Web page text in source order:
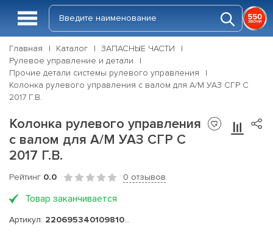
Главная Каталог
ЗАПАСНЫЕ ЧАСТИ
Рулевое управление и детали
Прочие детали системы рулевого управления
Колонка рулевого управления с валом для А/М УАЗ СГР С
2017 Г.В.
Колонка рулевого управления
с валом для А/М УАЗ СГР С
2017 Г.В.
Рейтинг 0.0 0 отзывов
Товар заканчивается
Артикул: 220695340109810-05